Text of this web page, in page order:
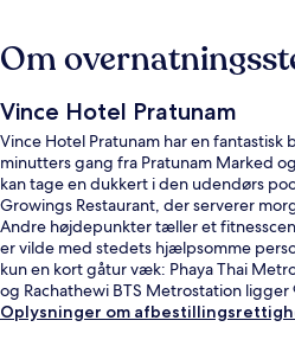
Om
Vince Hotel Pratunam
Vince Hotel Pratunam har en
minutters gang fra Pratunam Marked
kan tage en dukkert i den udendørs
Growings Restaurant, der serverer
Andre højdepunkter tæller et
er vilde med stedets hjælpsomme
kun en kort gåtur væk: Phaya Thai
og Rachathewi BTS Metrostation
Oplysninger om